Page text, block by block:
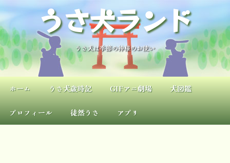
内
容
を
ス
キ
プ
うさ犬ランド
うさ犬は季節の神様のお使い
ホーム うさ犬歳時記 GIFアニ劇場 犬図鑑
プロフィール 徒然うさ アプリ